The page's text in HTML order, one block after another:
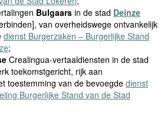
Bulgaars in de stad Deinze
van overheidswege ontvankelijk
dienst Burgerzaken – Burgerlijke Stand
;
Crealingua-vertaaldiensten in de stad
toekomstgericht, rijk aan
toestemming van de bevoegde dienst
Burgerlijke Stand van de Stad